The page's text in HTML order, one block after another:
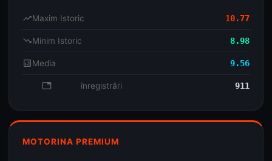
trending_upMaxim Istoric 10.77
trending_downMinim Istoric 8.98
analyticsMedia 9.56
database înregistrări 911
MOTORINA PREMIUM